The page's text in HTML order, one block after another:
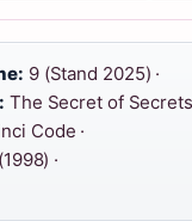
9 (Stand 2025) ·
The Secret of
Code ·
·